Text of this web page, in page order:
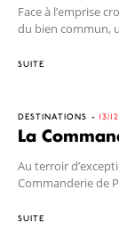
Face à l’emprise
du bien commun,
SUITE
DESTINATIONS 13/
La
Au terroir
Commanderie de
SUITE